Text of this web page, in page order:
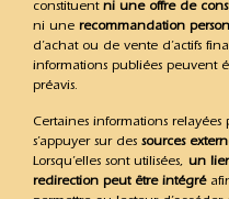
constituent ni une offre de
ni une recommandation
d’achat ou de vente d’actifs
informations publiées peuvent
préavis.
Certaines informations relayées
s’appuyer sur des sources
Lorsqu’elles sont utilisées, un
redirection peut être intégré